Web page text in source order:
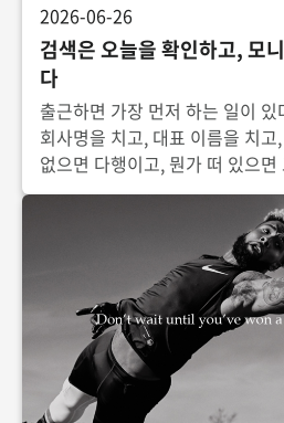
2026-06-26
검색은 오늘을 확인하고, 모
다
출근하면 가장 먼저 하는 일이
회사명을 치고, 대표 이름을 치
없으면 다행이고, 뭔가 떠 있으
다. 이 30분이 매일 반복된다. 그
정작 답하기 어려운 질문들이 있